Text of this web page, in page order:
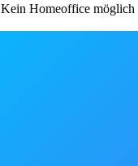
Kein Homeoffice möglich